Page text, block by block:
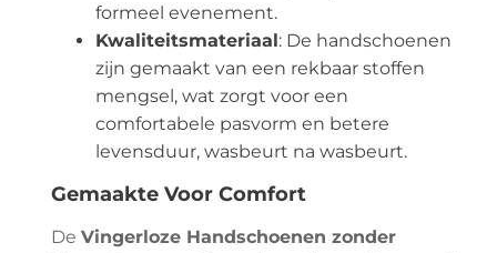
formeel evenement.
Kwaliteitsmateriaal : De handschoenen
zijn gemaakt van een rekbaar stoffen
mengsel, wat zorgt voor een
comfortabele pasvorm en betere
levensduur, wasbeurt na wasbeurt.
Gemaakte Voor Comfort
DeVingerloze Handschoenen zonder